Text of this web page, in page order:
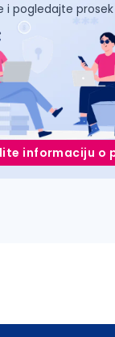
i pogledajte
informaciju o